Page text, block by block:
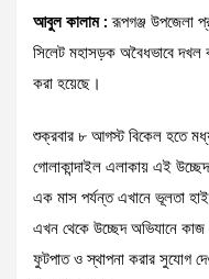
আবুল কালাম : রূপগঞ্জ উপজেলা
সিলেট মহাসড়ক অবৈধভাবে দখল
করা হয়েছে।
শুক্রবার ৮ আগস্ট বিকেল হতে
গোলাকান্দাইল এলাকায় এই
এক মাস পর্যন্ত এখানে ভূলতা
এখন থেকে উচ্ছেদ অভিযানে কাজ
ফুটপাত ও স্থাপনা করার সুযোগ